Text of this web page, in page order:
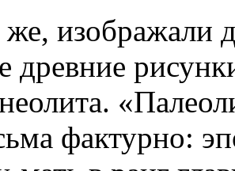
изображали
древние
фактурно: